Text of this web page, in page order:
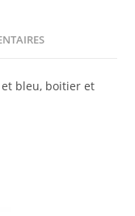
bleu, boitier et